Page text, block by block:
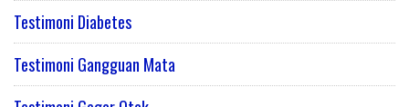
Testimoni Diabetes
Testimoni Gangguan Mata